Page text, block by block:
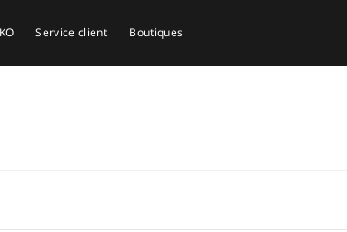
Service client Boutiques